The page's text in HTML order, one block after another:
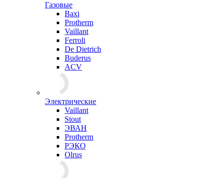
Газовые
Baxi
Protherm
Vaillant
Ferroli
De Dietrich
Buderus
ACV
Электрические
Vaillant
Stout
ЭВАН
Protherm
РЭКО
Olrus